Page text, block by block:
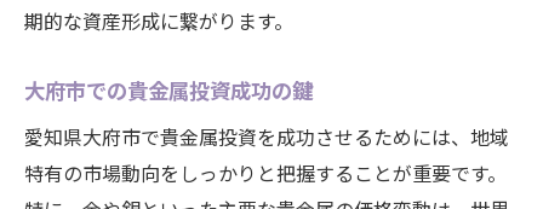
期的な資産形成に繋がります。
大府市での貴金属投資成功の鍵
愛知県大府市で貴金属投資を成功させるためには、地域
特有の市場動向をしっかりと把握することが重要です。